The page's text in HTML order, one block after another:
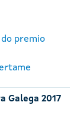
do premio
Galega 2017